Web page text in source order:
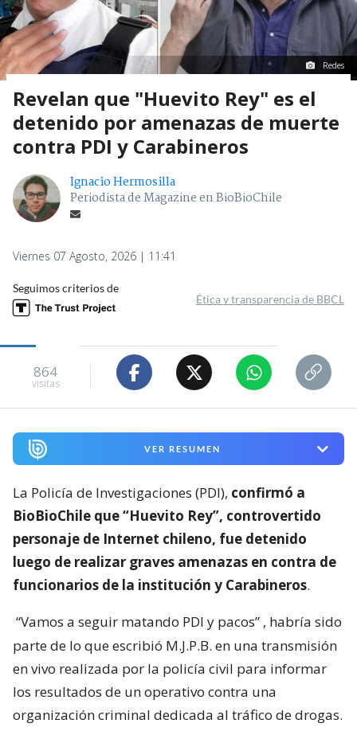
Redes
Revelan que "Huevito Rey" es el
detenido por amenazas de muerte
contra PDI y Carabineros
Ignacio Hermosilla
Periodista de Magazine en BioBioChile
Viernes 07 Agosto, 2026 | 11:41
Seguimos criterios de
Ética y transparencia de BBCL
864
visitas
VER RESUMEN
La Policía de Investigaciones (PDI), confirmó a
BioBioChile que “Huevito Rey”, controvertido
personaje de Internet chileno, fue detenido
luego de realizar graves amenazas en contra de
funcionarios de la institución y Carabineros.
“Vamos a seguir matando PDI y pacos” , habría sido
parte de lo que escribió M.J.P.B. en una transmisión
en vivo realizada por la policía civil para informar
los resultados de un operativo contra una
organización criminal dedicada al tráfico de drogas.